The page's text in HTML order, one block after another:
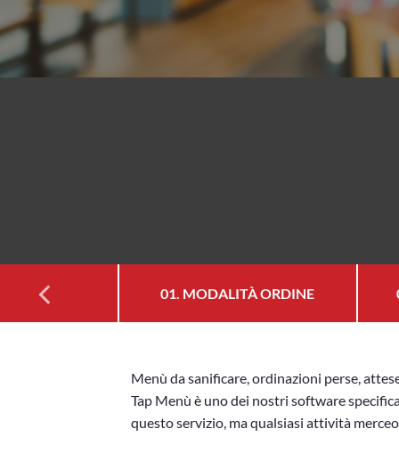
01. MODALITÀ ORDINE
Menù da sanificare, ordinazioni perse,
Tap Menù è uno dei nostri software
questo servizio, ma qualsiasi attività